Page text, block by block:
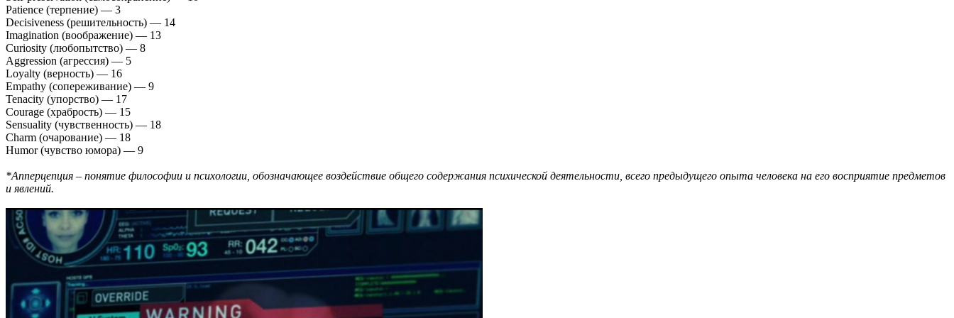
Patience (терпение) — 3
Decisiveness (решительность) — 14
Imagination (воображение) — 13
Curiosity (любопытство) — 8
Aggression (агрессия) — 5
Loyalty (верность) — 16
Empathy (сопереживание) — 9
Tenacity (упорство) — 17
Courage (храбрость) — 15
Sensuality (чувственность) — 18
Charm (очарование) — 18
Humor (чувство юмора) — 9
*Апперцепция – понятие философии и психологии, обозначающее воздействие общего содержания психической деятельности, всего предыдущего опыта человека на его восприятие предметов
и явлений.